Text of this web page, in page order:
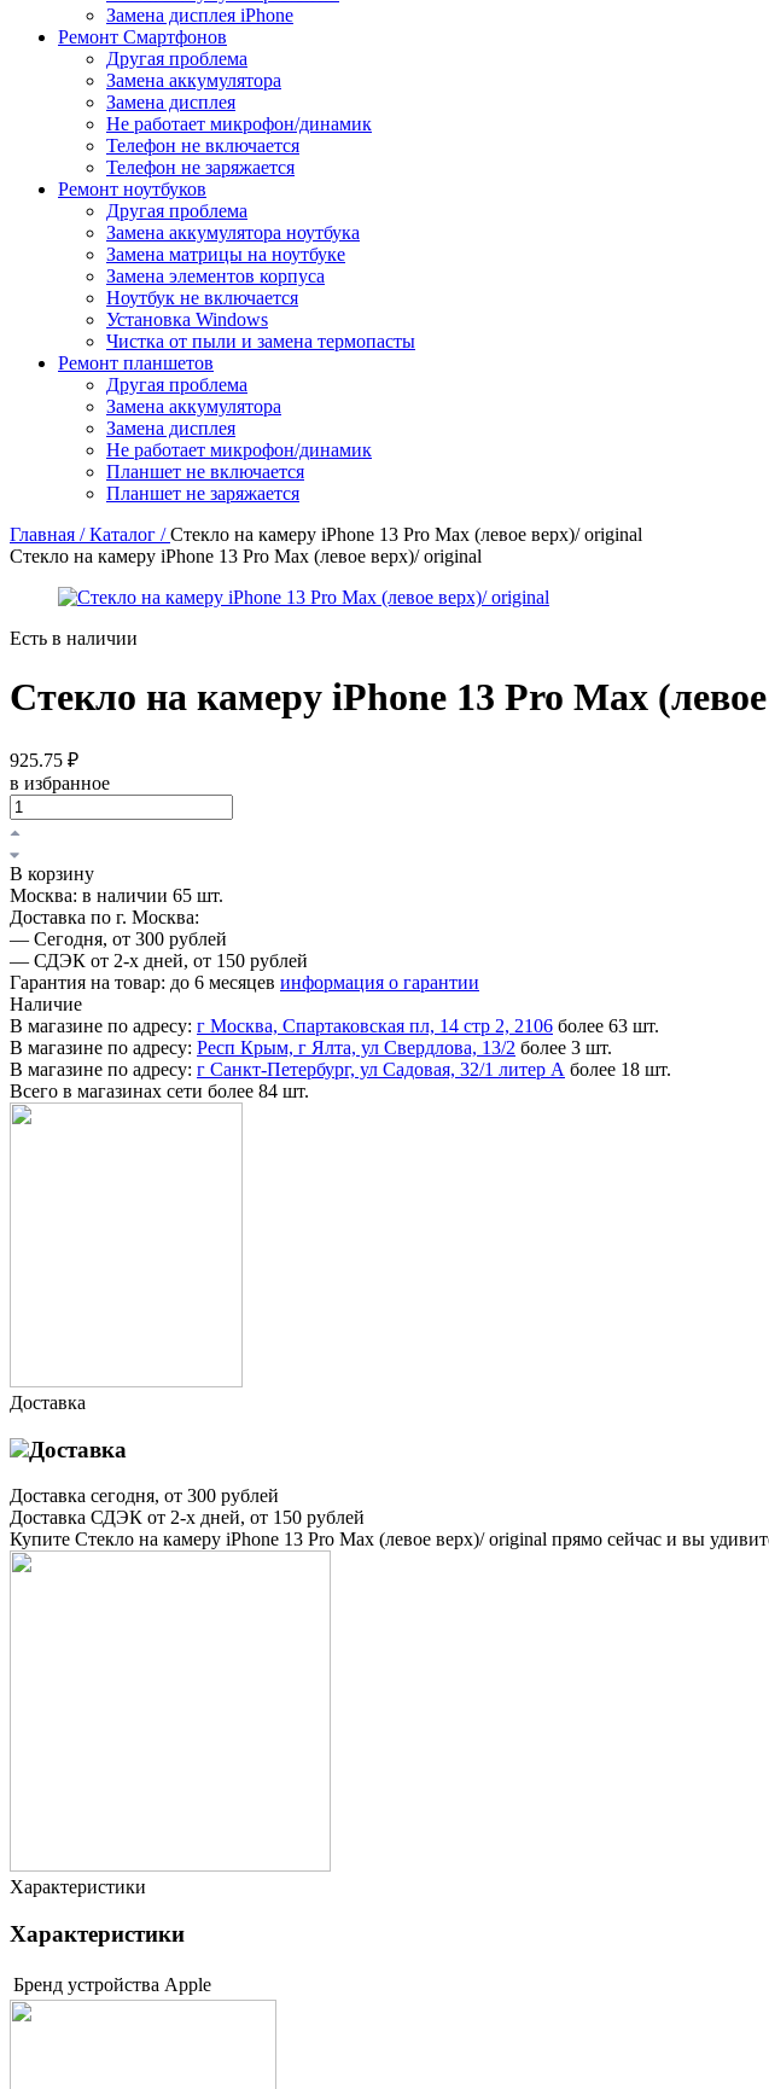
Замена дисплея iPhone
Ремонт Смартфонов
Другая проблема
Замена аккумулятора
Замена дисплея
Не работает микрофон/динамик
Телефон не включается
Телефон не заряжается
Ремонт ноутбуков
Другая проблема
Замена аккумулятора ноутбука
Замена матрицы на ноутбуке
Замена элементов корпуса
Ноутбук не включается
Установка Windows
Чистка от пыли и замена термопасты
Ремонт планшетов
Другая проблема
Замена аккумулятора
Замена дисплея
Не работает микрофон/динамик
Планшет не включается
Планшет не заряжается
Главная /Каталог /Стекло на камеру iPhone 13 Pro Max (левое верх)/ original
Стекло на камеру iPhone 13 Pro Max (левое верх)/ original
Есть в наличии
Стекло на камеру iPhone 13 Pro Max
925.75 ₽
в избранное
В корзину
Москва: в наличии 65 шт.
Доставка по г. Москва:
— Сегодня, от 300 рублей
— СДЭК от 2-х дней, от 150 рублей
Гарантия на товар: до 6 месяцев информация о гарантии
Наличие
В магазине по адресу: г Москва, Спартаковская пл, 14 стр 2, 2106 более 63 шт.
В магазине по адресу: Респ Крым, г Ялта, ул Свердлова, 13/2 более 3 шт.
В магазине по адресу: г Санкт-Петербург, ул Садовая, 32/1 литер А более 18 шт.
Всего в магазинах сети более 84 шт.
Доставка
Доставка
Доставка сегодня, от 300 рублей
Доставка СДЭК от 2-х дней, от 150 рублей
Купите Стекло на камеру iPhone 13 Pro Max (левое верх)/ original прямо сейчас и вы
Характеристики
Характеристики
Бренд устройства Apple